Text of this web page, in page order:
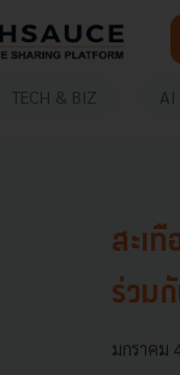
TECH & BIZ AI
สะเ
ร่วม
มกราคม